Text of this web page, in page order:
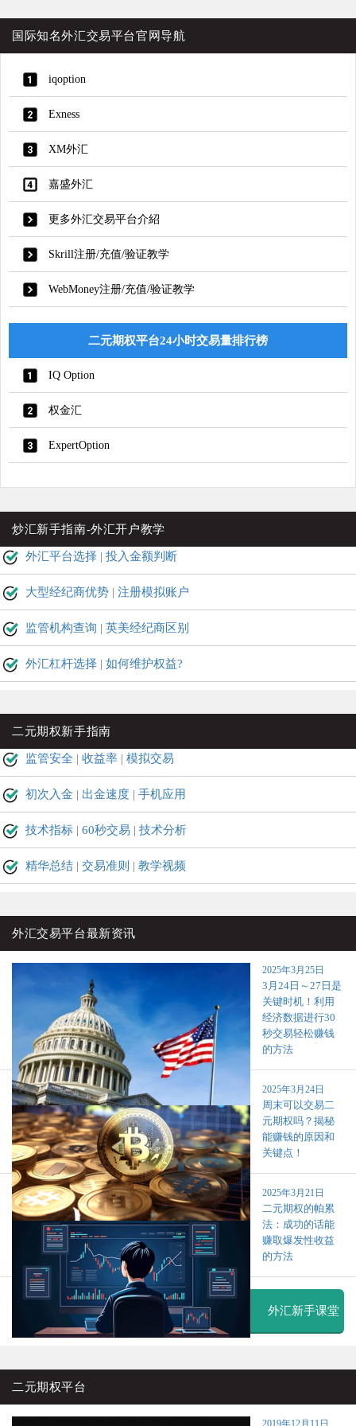
国际知名外汇交易平台官网导航
iqoption
Exness
XM外汇
嘉盛外汇
更多外汇交易平台介紹
Skrill注册/充值/验证教学
WebMoney注册/充值/验证教学
二元期权平台24小时交易量排行榜
IQ Option
权金汇
ExpertOption
炒汇新手指南-外汇开户教学
外汇平台选择 | 投入金额判断
大型经纪商优势 | 注册模拟账户
监管机构查询 | 英美经纪商区别
外汇杠杆选择 | 如何维护权益?
二元期权新手指南
监管安全 | 收益率 | 模拟交易
初次入金 | 出金速度 | 手机应用
技术指标 | 60秒交易 | 技术分析
精华总结 | 交易准则 | 教学视频
外汇交易平台最新资讯
2025年3月25日
3月24日～27日是
关键时机！利用
经济数据进行30
秒交易轻松赚钱
的方法
2025年3月24日
周末可以交易二
元期权吗？揭秘
能赚钱的原因和
关键点！
2025年3月21日
二元期权的帕累
法：成功的话能
赚取爆发性收益
的方法
外汇新手课堂
二元期权平台
2019年12月11日